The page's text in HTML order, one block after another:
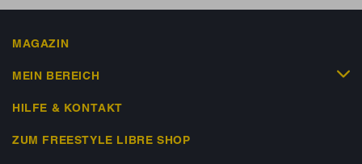
MAGAZIN
MEIN BEREICH
HILFE & KONTAKT
ZUM FREESTYLE LIBRE SHOP